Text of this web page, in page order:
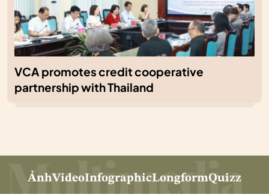
VCA promotes credit cooperative
partnership with Thailand
ẢnhVideoInfographicLongformQuizz